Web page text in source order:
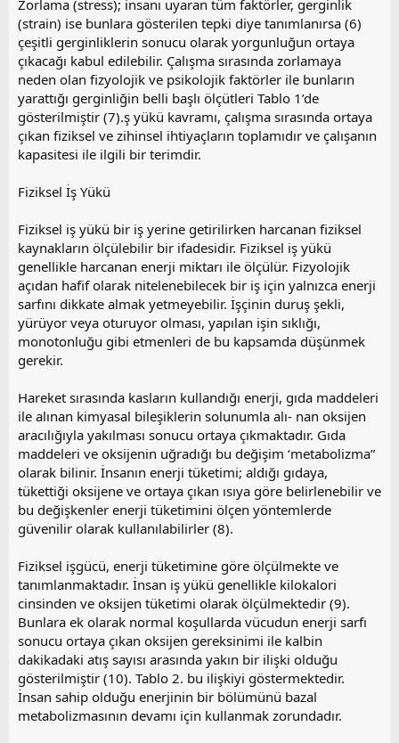
Zorlama (stress); insanı uyaran tüm faktörler, gerginlik
(strain) ise bunlara gösterilen tepki diye tanımlanırsa (6)
çeşitli gerginliklerin sonucu olarak yorgunluğun ortaya
çıkacağı kabul edilebilir. Çalışma sırasında zorlamaya
neden olan fizyolojik ve psikolojik faktörler ile bunların
yarattığı gerginliğin belli başlı ölçütleri Tablo 1’de
gösterilmiştir (7).ş yükü kavramı, çalışma sırasında ortaya
çıkan fiziksel ve zihinsel ihtiyaçların toplamıdır ve çalışanın
kapasitesi ile ilgili bir terimdir.
Fiziksel İş Yükü
Fiziksel iş yükü bir iş yerine getirilirken harcanan fiziksel
kaynakların ölçülebilir bir ifadesidir. Fiziksel iş yükü
genellikle harcanan enerji miktarı ile ölçülür. Fizyolojik
açıdan hafif olarak nitelenebilecek bir iş için yalnızca enerji
sarfını dikkate almak yetmeyebilir. İşçinin duruş şekli,
yürüyor veya oturuyor olması, yapılan işin sıklığı,
monotonluğu gibi etmenleri de bu kapsamda düşünmek
gerekir.
Hareket sırasında kasların kullandığı enerji, gıda maddeleri
ile alınan kimyasal bileşiklerin solunumla alı- nan oksijen
aracılığıyla yakılması sonucu ortaya çıkmaktadır. Gıda
maddeleri ve oksijenin uğradığı bu değişim ‘metabolizma”
olarak bilinir. İnsanın enerji tüketimi; aldığı gıdaya,
tükettiği oksijene ve ortaya çıkan ısıya göre belirlenebilir ve
bu değişkenler enerji tüketimini ölçen yöntemlerde
güvenilir olarak kullanılabilirler (8).
Fiziksel işgücü, enerji tüketimine göre ölçülmekte ve
tanımlanmaktadır. İnsan iş yükü genellikle kilokalori
cinsinden ve oksijen tüketimi olarak ölçülmektedir (9).
Bunlara ek olarak normal koşullarda vücudun enerji sarfı
sonucu ortaya çıkan oksijen gereksinimi ile kalbin
dakikadaki atış sayısı arasında yakın bir ilişki olduğu
gösterilmiştir (10). Tablo 2. bu ilişkiyi göstermektedir.
İnsan sahip olduğu enerjinin bir bölümünü bazal
metabolizmasının devamı için kullanmak zorundadır.